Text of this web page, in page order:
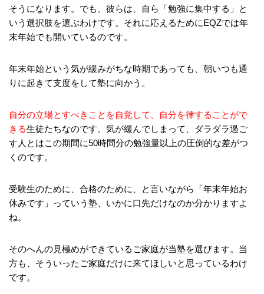
そうになります。でも、彼らは、自ら「勉強に集中する」と
いう選択肢を選ぶわけです。それに応えるためにEQZでは年
末年始でも開いているのです。
年末年始という気が緩みがちな時期であっても、朝いつも通
りに起きて支度をして塾に向かう。
自分の立場とすべきことを自覚して、自分を律することがで
きる生徒たちなのです。気が緩んでしまって、ダラダラ過ご
す人とはこの期間に50時間分の勉強量以上の圧倒的な差がつ
くのです。
受験生のために、合格のために、と言いながら「年末年始お
休みです」っていう塾、いかに口先だけなのか分かりますよ
ね。
そのへんの見極めができているご家庭が当塾を選びます。当
方も、そういったご家庭だけに来てほしいと思っているわけ
です。